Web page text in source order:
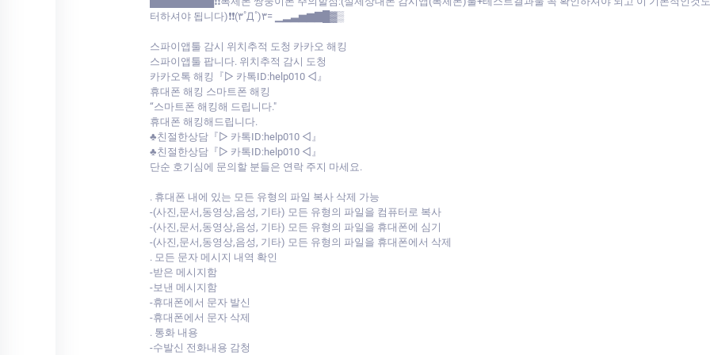
터하셔야 됩니다)❗❗(۳˚Д˚)۳= ▁▂▃▅▆▇█▓▒
스파이앱툴 감시 위치추적 도청 카카오 해킹
스파이앱툴 팝니다. 위치추적 감시 도청
카카오톡 해킹『▷ 카톡ID:help010 ◁』
휴대폰 해킹 스마트폰 해킹
“스마트폰 해킹해 드립니다."
휴대폰 해킹해드립니다.
♣친절한상담『▷ 카톡ID:help010 ◁』
♣친절한상담『▷ 카톡ID:help010 ◁』
단순 호기심에 문의할 분들은 연락 주지 마세요.
. 휴대폰 내에 있는 모든 유형의 파일 복사 삭제 가능
-(사진,문서,동영상,음성, 기타) 모든 유형의 파일을 컴퓨터로 복사
-(사진,문서,동영상,음성, 기타) 모든 유형의 파일을 휴대폰에 심기
-(사진,문서,동영상,음성, 기타) 모든 유형의 파일을 휴대폰에서 삭제
. 모든 문자 메시지 내역 확인
-받은 메시지함
-보낸 메시지함
-휴대폰에서 문자 발신
-휴대폰에서 문자 삭제
. 통화 내용
-수발신 전화내용 감청